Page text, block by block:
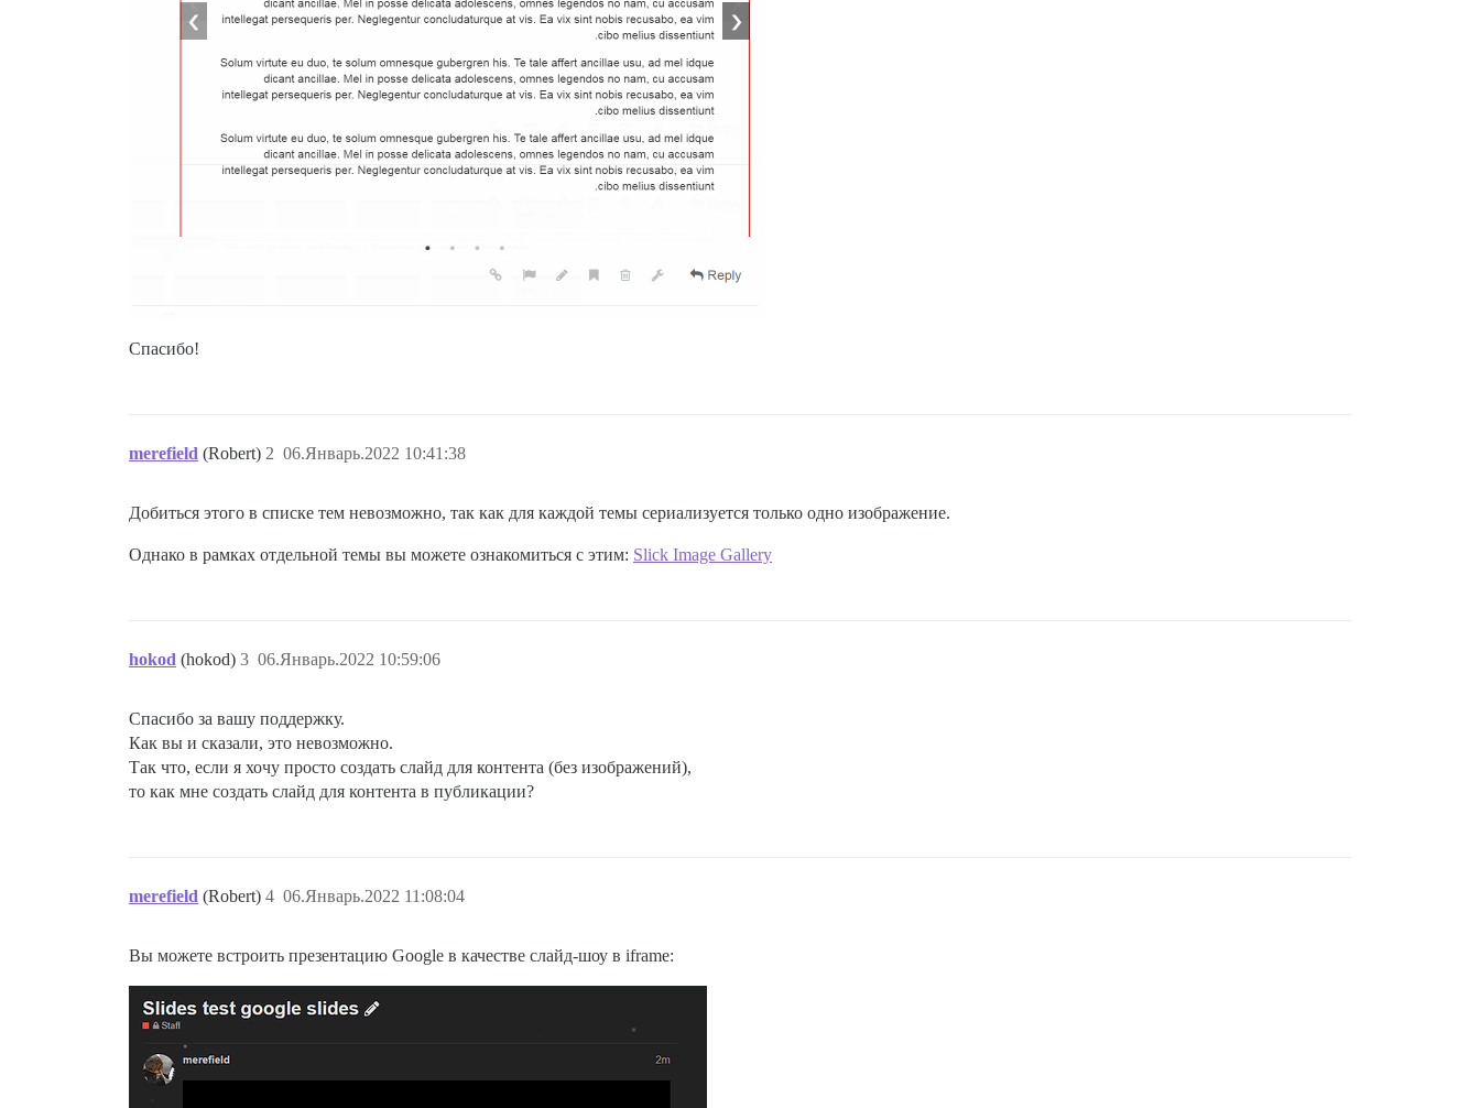
Спасибо!
merefield (Robert) 06.Январь.2022 10:41:38
2
Добиться этого в списке тем невозможно, так как для каждой темы сериализуется только одно изображение.
Однако в рамках отдельной темы вы можете ознакомиться с этим: Slick Image Gallery
hokod (hokod) 06.Январь.2022 10:59:06
3
Спасибо за вашу поддержку.
Как вы и сказали, это невозможно.
Так что, если я хочу просто создать слайд для контента (без изображений),
то как мне создать слайд для контента в публикации?
merefield (Robert) 06.Январь.2022 11:08:04
4
Вы можете встроить презентацию Google в качестве слайд-шоу в iframe: